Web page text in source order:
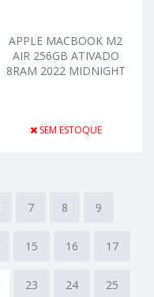
APPLE MACBOOK M2
AIR 256GB ATIVADO
8RAM 2022 MIDNIGHT
SEM ESTOQUE
7 8 9
15 16 17
23 24 25